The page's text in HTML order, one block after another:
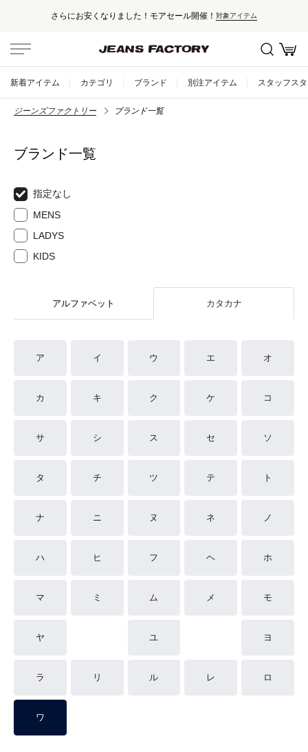
さらにお安くなりました！モアセール開催！ 対象アイテム
新着アイテム カテゴリ ブランド 別注アイテム スタッフス
ジーンズファクトリー ブランド一覧
ブランド一覧
指定なし
MENS
LADYS
KIDS
アルファベット カタカナ
ア イ ウ エ オ
カ キ ク ケ コ
サ シ ス セ ソ
タ チ ツ テ ト
ナ ニ ヌ ネ ノ
ハ ヒ フ ヘ ホ
マ ミ ム メ モ
ヤ ユ ヨ
ラ リ ル レ ロ
ワ